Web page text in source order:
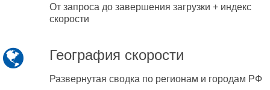
От запроса до завершения загрузки + индекс
скорости
География скорости
Развернутая сводка по регионам и городам РФ